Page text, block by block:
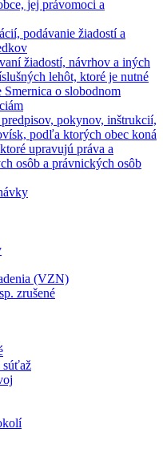
jej právomoci a
podávanie žiadostí a
žiadostí, návrhov a iných
lehôt, ktoré je nutné
o slobodnom
pokynov, inštrukcií,
podľa ktorých obec koná
upravujú práva a
osôb a právnických osôb
(VZN)
zrušené
súťaž